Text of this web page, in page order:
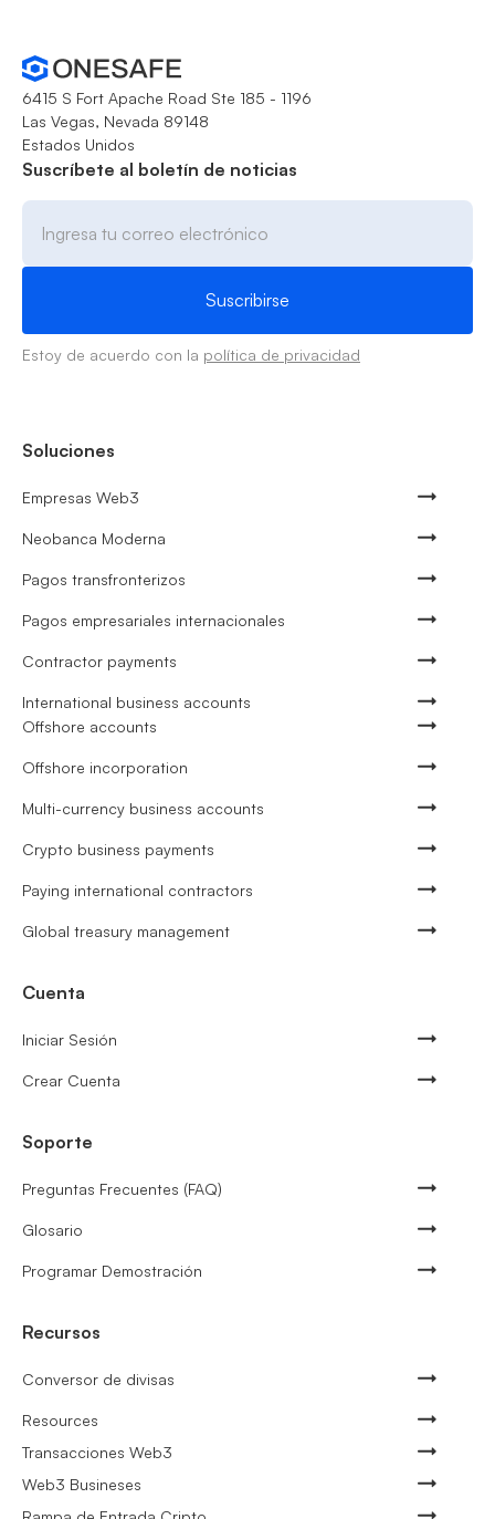
6415 S Fort Apache Road Ste 185 - 1196
Las Vegas, Nevada 89148
Estados Unidos
Suscríbete al boletín de noticias
Estoy de acuerdo con la política de privacidad
Soluciones
Empresas Web3
Neobanca Moderna
Pagos transfronterizos
Pagos empresariales internacionales
Contractor payments
International business accounts
Offshore accounts
Offshore incorporation
Multi-currency business accounts
Crypto business payments
Paying international contractors
Global treasury management
Cuenta
Iniciar Sesión
Crear Cuenta
Soporte
Preguntas Frecuentes (FAQ)
Glosario
Programar Demostración
Recursos
Conversor de divisas
Resources
Transacciones Web3
Web3 Busineses